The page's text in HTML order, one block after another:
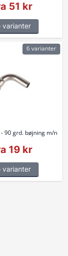
51 kr
varianter
90 grd. bøjning m/n
19 kr
varianter
6 varianter